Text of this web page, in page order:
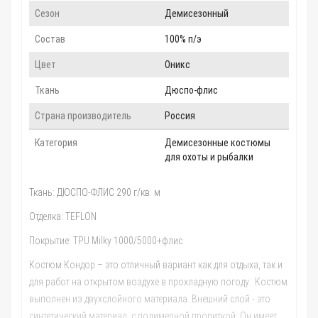
Сезон Демисезонный
Состав 100% п/э
Цвет Оникс
Ткань Дюспо-флис
Страна производитель Россия
Категория
Демисезонные костюмы
для охоты и рыбалки
Ткань: ДЮСПО-ФЛИС 290 г/кв. м
Отделка: TEFLON
Покрытие: TPU Milky 1000/5000+флис
Костюм Кондор – это отличный вариант как для отдыха, так и
для работ на открытом воздухе в прохладную погоду. Костюм
выполнен из двухслойного материала. Внешний слой - это